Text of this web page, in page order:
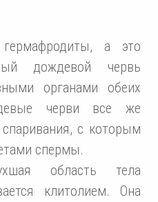
а это
дождевой червь
органами обеих
черви все же
с которым
спермы.
область тела
клитолием. Она